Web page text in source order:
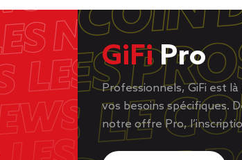
GiFiPro
Professionnels, GiFi est
vos besoins spécifiques.
notre offre Pro,